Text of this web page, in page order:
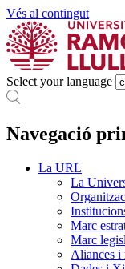
Vés al contingut
Select your language
Navegació
La URL
La
Marc
Marc
Aliances i